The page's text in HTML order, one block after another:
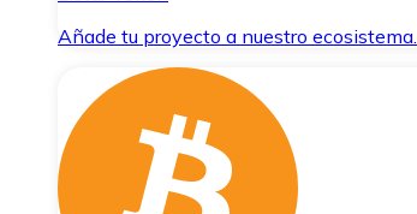
Añade tu proyecto a nuestro ecosistema.